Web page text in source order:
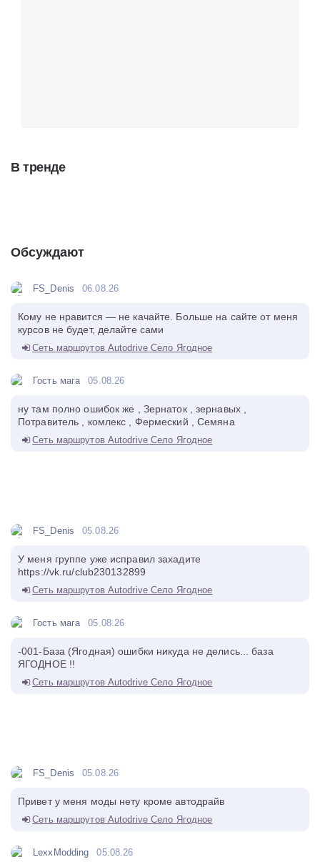
В тренде
Обсуждают
FS_Denis 06.08.26
Кому не нравится — не качайте. Больше на сайте от меня
курсов не будет, делайте сами
Сеть маршрутов Autodrive Село Ягодное
Гость мага 05.08.26
ну там полно ошибок же , Зернаток , зернавых ,
Потравитель , комлекс , Фермеский , Семяна
Сеть маршрутов Autodrive Село Ягодное
FS_Denis 05.08.26
У меня группе уже исправил захадите
https://vk.ru/club230132899
Сеть маршрутов Autodrive Село Ягодное
Гость мага 05.08.26
-001-База (Ягодная) ошибки никуда не делись... база
ЯГОДНОЕ !!
Сеть маршрутов Autodrive Село Ягодное
FS_Denis 05.08.26
Привет у меня моды нету кроме автодрайв
Сеть маршрутов Autodrive Село Ягодное
LexxModding 05.08.26